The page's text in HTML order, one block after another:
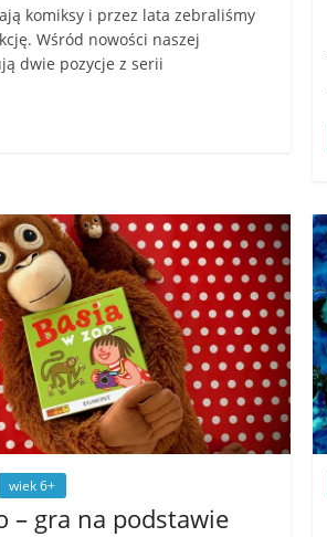
komiksy i przez lata zebraliśmy
Wśród nowości naszej
dwie pozycje z serii
wiek 6+
– gra na podstawie